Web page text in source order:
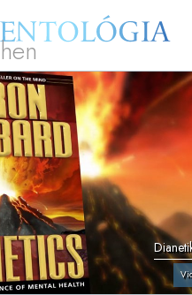
Önkéntes lelkészek